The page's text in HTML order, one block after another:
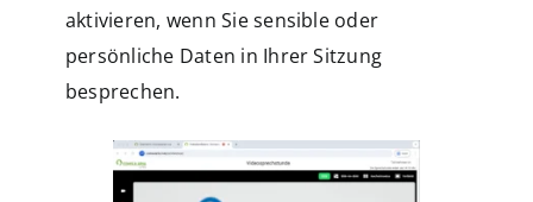
aktivieren, wenn Sie sensible oder
persönliche Daten in Ihrer Sitzung
besprechen.